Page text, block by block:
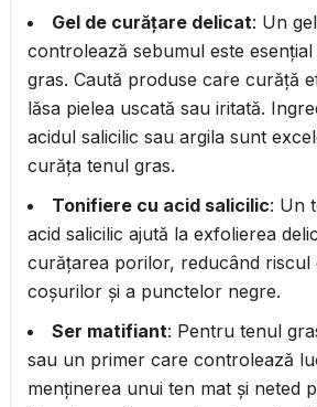
Gel de curățare delicat: Un
controlează sebumul este
gras. Caută produse care curăță
lăsa pielea uscată sau iritată.
acidul salicilic sau argila sunt
curăța tenul gras.
Tonifiere cu acid salicilic: Un
acid salicilic ajută la exfolierea
curățarea porilor, reducând riscul
coșurilor și a punctelor negre.
Ser matifiant: Pentru tenul
sau un primer care controlează
menținerea unui ten mat și neted